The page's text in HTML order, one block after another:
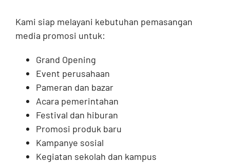
Kami siap melayani kebutuhan pemasangan
media promosi untuk:
Grand Opening
Event perusahaan
Pameran dan bazar
Acara pemerintahan
Festival dan hiburan
Promosi produk baru
Kampanye sosial
Kegiatan sekolah dan kampus